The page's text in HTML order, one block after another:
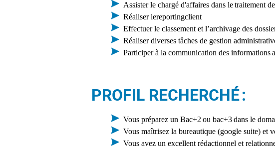
Assister le chargé d'affaires dans le traitement
Réaliser lereportingclient
Effectuer le classement et l’archivage des
Réaliser diverses tâches de gestion
Participer à la communication des informations
PROFIL RECHERCHÉ :
Vous préparez un Bac+2 ou bac+3 dans le
Vous maîtrisez la bureautique (google suite) et
Vous avez un excellent rédactionnel et